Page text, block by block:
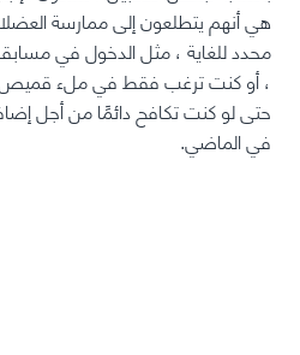
هي أنهم يتطلعون إلى ممارسة
محدد للغاية ، مثل الدخول في
، أو كنت ترغب فقط في ملء قميص
حتى لو كنت تكافح دائمًا من أجل
في الماضي.